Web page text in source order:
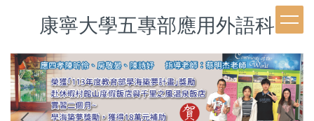
要
內
容
區
康寧大學五專部應用外語科